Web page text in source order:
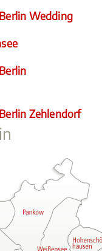
Berlin Wedding
Berlin
Berlin Zehlendorf